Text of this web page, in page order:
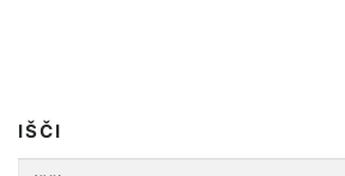
IŠČI